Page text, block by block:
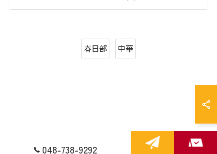
春日部 中華
048-738-9292